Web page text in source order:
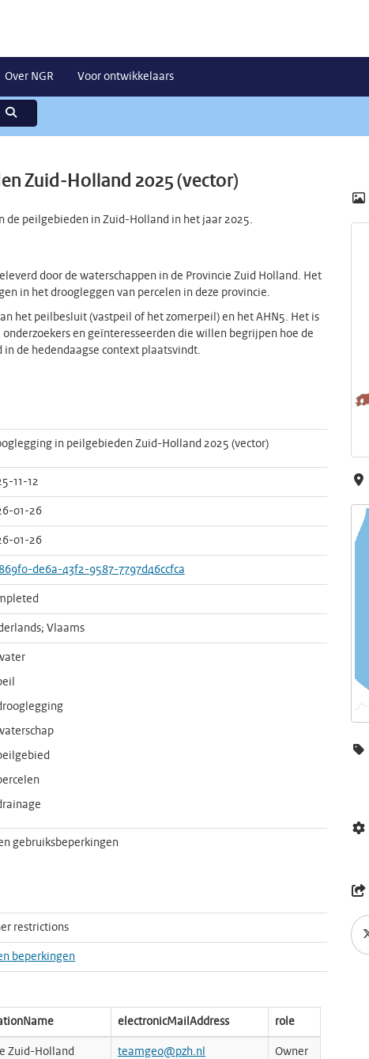
Over NGR Voor ontwikkelaars
Zuid-Holland 2025 (vector)
de peilgebieden in Zuid-Holland in het jaar 2025.
door de waterschappen in de Provincie Zuid Holland. Het
in het droogleggen van percelen in deze provincie.
het peilbesluit (vastpeil of het zomerpeil) en het AHN5. Het is
en geïnteresseerden die willen begrijpen hoe de
de hedendaagse context plaatsvindt.
in peilgebieden Zuid-Holland 2025 (vector)
11-12
01-26
01-26
de6a-43f2-9587-7797d46ccfca
Vlaams
gebruiksbeperkingen
restrictions
beperkingen
electronicMailAddress role
Zuid-Holland teamgeo@pzh.nl Owner